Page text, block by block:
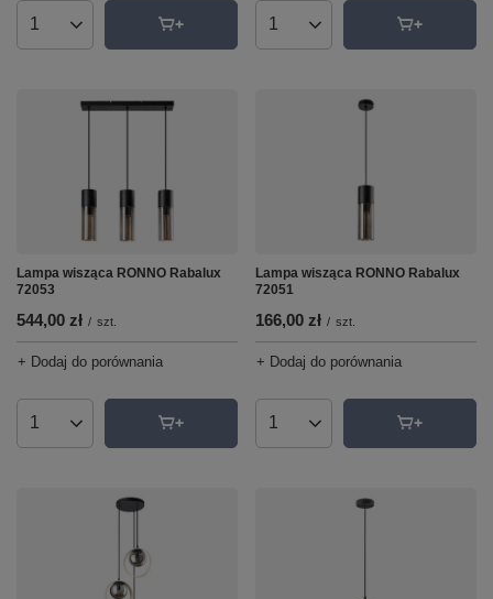
Ilość produktów Ilość produktów
Lampa wisząca RONNO Rabalux
72053
544,00 zł / szt.
+ Dodaj do porównania
Ilość produktów
Lampa wisząca RONNO Rabalux
72051
166,00 zł / szt.
+ Dodaj do porównania
Ilość produktów